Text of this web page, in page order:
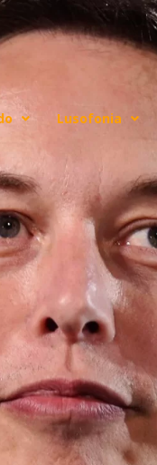
Lusofonia